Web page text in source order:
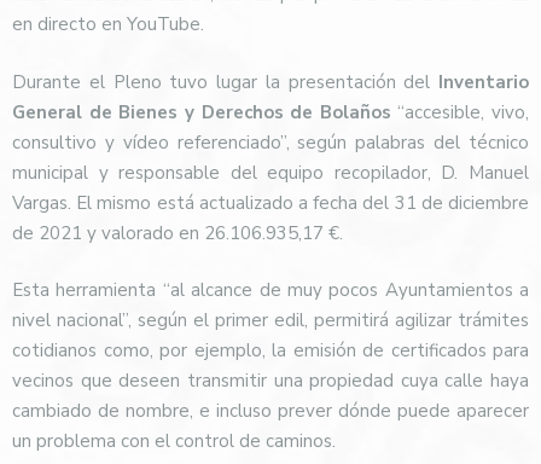
en directo en YouTube.
Durante el Pleno tuvo lugar la presentación del Inventario
General de Bienes y Derechos de Bolaños “accesible, vivo,
consultivo y vídeo referenciado”, según palabras del técnico
municipal y responsable del equipo recopilador, D. Manuel
Vargas. El mismo está actualizado a fecha del 31 de diciembre
de 2021 y valorado en 26.106.935,17 €.
Esta herramienta “al alcance de muy pocos Ayuntamientos a
nivel nacional”, según el primer edil, permitirá agilizar trámites
cotidianos como, por ejemplo, la emisión de certificados para
vecinos que deseen transmitir una propiedad cuya calle haya
cambiado de nombre, e incluso prever dónde puede aparecer
un problema con el control de caminos.